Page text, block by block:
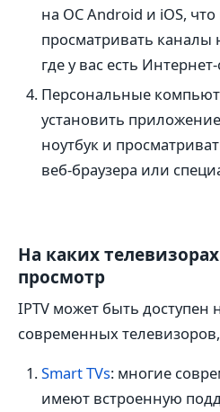
на ОС Android и iOS,
просматривать каналы
где у вас есть
Персональные
установить
ноутбук и
веб-браузера или
На каких
просмотр
IPTV может быть доступен
современных
Smart TVs: многие
имеют встроенную